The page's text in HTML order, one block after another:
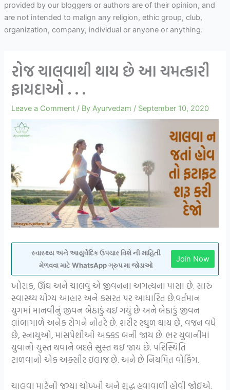
provided by our bloggers or authors are of their opinion, and
are not intended to malign any religion, ethic group, club,
organization, company, individual or anyone or anything.
રોજ ચાલવાથી થાય છે આ ચમત્કારી
ફાયદાઓ . . .
Leave a Comment / ByAyurvedam / September 10, 2020
સ્વાસ્થ્ય અને આયુર્વેદિક ઉપચાર વિશે ની માહિતી
મેળવવા માટે WhatsApp ગ્રુપ મા જોડાઓ
Join Now
ખોરાક, ઊંઘ અને ચાલવું એ જીવનના અગત્યના પાસા છે. સારું
સ્વાસ્થ્ય યોગ્ય આહાર અને કસરત પર આધારિત છે.વર્તમાન
યુગમાં માનવીનું જીવન બેઠાડું થઇ ગયું છે અને બેઠાડું જીવન
લાંબાગાળે અનેક રોગને નોતરે છે. શરીર સ્થુળ થાય છે, વજન વધે
છે, સ્નાયુઓ, માંસપેશીઓ અક્કડ બની જાય છે. ભર યુવાનીમાં
યુવાનો ચુસ્ત થવાને બદલે સુસ્ત થઇ જાય છે. પરિસ્થિતિ
ટાળવાનો એક અક્સીર ઇલાજ છે. અને છે નિયમિત વોકિંગ.
ચાલવા માટેની જગ્યા ચોખ્ખી અને શુદ્ધ હવાવાળી હોવી જોઈએ.